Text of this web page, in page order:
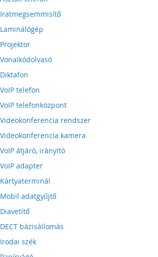
Iratmegsemmisítő
Laminálógép
Projektor
Vonalkódolvasó
Diktafon
VoIP telefon
VoIP telefonközpont
Videokonferencia rendszer
Videokonferencia kamera
VoIP átjáró, irányító
VoIP adapter
Kártyaterminál
Mobil adatgyűjtő
Diavetítő
DECT bázisállomás
Irodai szék